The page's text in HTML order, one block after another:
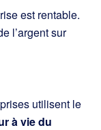
est rentable.
l’argent sur
utilisent le
à vie du